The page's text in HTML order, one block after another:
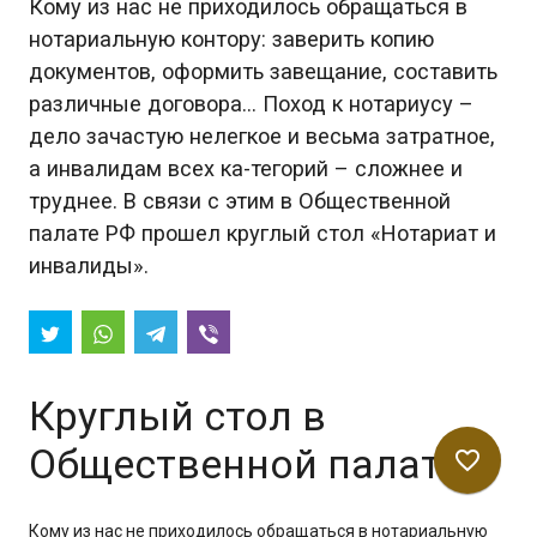
Кому из нас не приходилось обращаться в
нотариальную контору: заверить копию
документов, оформить завещание, составить
различные договора… Поход к нотариусу –
дело зачастую нелегкое и весьма затратное,
а инвалидам всех ка-тегорий – сложнее и
труднее. В связи с этим в Общественной
палате РФ прошел круглый стол «Нотариат и
инвалиды».
Круглый стол в
Общественной палате
Кому из нас не приходилось обращаться в нотариальную
favorite_border